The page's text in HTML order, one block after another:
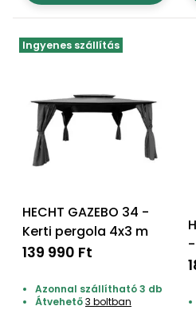
Ingyenes szállítás
HECHT GAZEBO 34 -
Kerti pergola 4x3 m
139 990 Ft
Azonnal szállítható 3 db
Átvehető3 boltban